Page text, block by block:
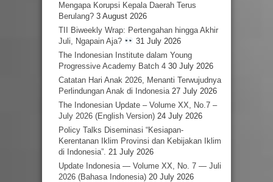
Mengapa Korupsi Kepala Daerah Terus
Berulang? 3 August 2026
TII Biweekly Wrap: Pertengahan hingga Akhir
Juli, Ngapain Aja?
31 July 2026
The Indonesian Institute dalam Young
Progressive Academy Batch 4 30 July 2026
Catatan Hari Anak 2026, Menanti Terwujudnya
Perlindungan Anak di Indonesia 27 July 2026
The Indonesian Update – Volume XX, No.7 –
July 2026 (English Version) 24 July 2026
Policy Talks Diseminasi “Kesiapan-
Kerentanan Iklim Provinsi dan Kebijakan Iklim
di Indonesia”. 21 July 2026
Update Indonesia — Volume XX, No. 7 — Juli
2026 (Bahasa Indonesia) 20 July 2026